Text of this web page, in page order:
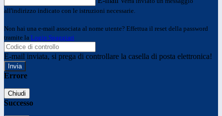
all'indirizzo indicato con le istruzioni necessarie.
Non hai una e-mail associata al nome utente? Effettua il reset della password
tramite la Login Spaggiari
E-mail inviata, si prega di controllare la casella di posta elettronica!
Errore
Chiudi
Successo